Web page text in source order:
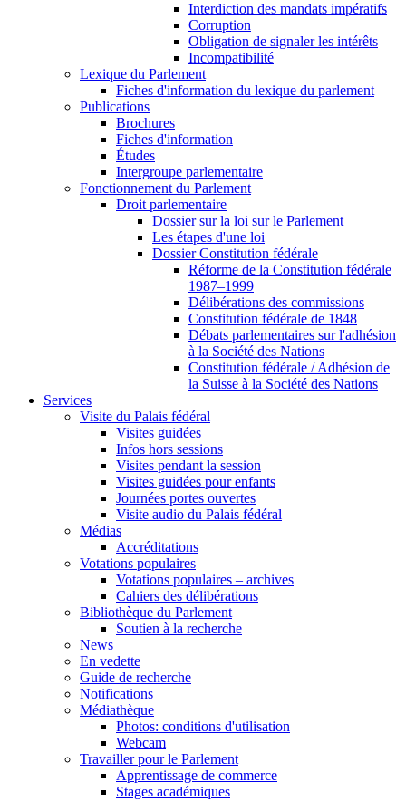
Interdiction des mandats impératifs
Corruption
Obligation de signaler les intérêts
Incompatibilité
Lexique du Parlement
Fiches d'information du lexique du parlement
Publications
Brochures
Fiches d'information
Études
Intergroupe parlementaire
Fonctionnement du Parlement
Droit parlementaire
Dossier sur la loi sur le Parlement
Les étapes d'une loi
Dossier Constitution fédérale
Réforme de la Constitution fédérale
1987–1999
Délibérations des commissions
Constitution fédérale de 1848
Débats parlementaires sur l'adhésion
à la Société des Nations
Constitution fédérale / Adhésion de
la Suisse à la Société des Nations
Services
Visite du Palais fédéral
Visites guidées
Infos hors sessions
Visites pendant la session
Visites guidées pour enfants
Journées portes ouvertes
Visite audio du Palais fédéral
Médias
Accréditations
Votations populaires
Votations populaires – archives
Cahiers des délibérations
Bibliothèque du Parlement
Soutien à la recherche
News
En vedette
Guide de recherche
Notifications
Médiathèque
Photos: conditions d'utilisation
Webcam
Travailler pour le Parlement
Apprentissage de commerce
Stages académiques